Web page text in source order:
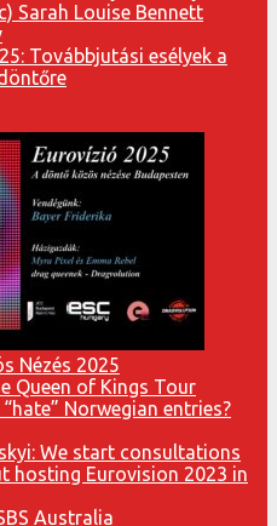
Továbbjutási esélyek a
Nézés 2025
Norwegian entries?
We start consultations
hosting Eurovision 2023 in